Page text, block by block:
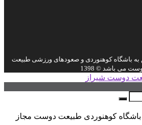
به باشگاه کوهنوردی و صعودهای ورزشی طبیعت
می باشد © 1398
باشگاه کوهنوردی طبیعت دوست مجاز